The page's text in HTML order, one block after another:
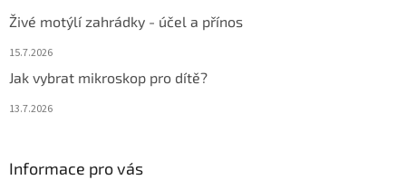
Živé motýlí zahrádky - účel a přínos
15.7.2026
Jak vybrat mikroskop pro dítě?
13.7.2026
Informace pro vás